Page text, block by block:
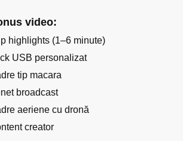
video:
highlights (1–6 minute)
USB personalizat
tip macara
broadcast
aeriene cu dronă
creator